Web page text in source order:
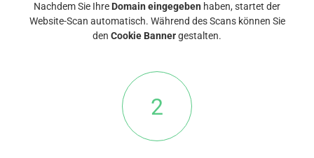
Nachdem Sie Ihre Domain eingegeben haben, startet der
Website-Scan automatisch. Während des Scans können Sie
den Cookie Bannergestalten.
2